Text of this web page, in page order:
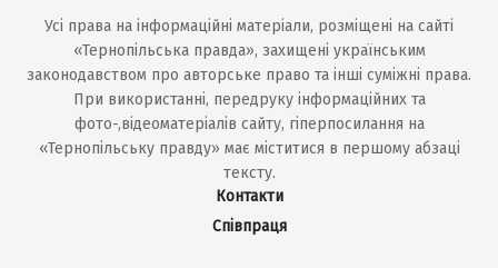
Усі права на інформаційні матеріали, розміщені на сайті
«Тернопільська правда», захищені українським
законодавством про авторське право та інші суміжні права.
При використанні, передруку інформаційних та
фото-,відеоматеріалів сайту, гіперпосилання на
«Тернопільську правду» має міститися в першому абзаці
тексту.
Контакти
Співпраця